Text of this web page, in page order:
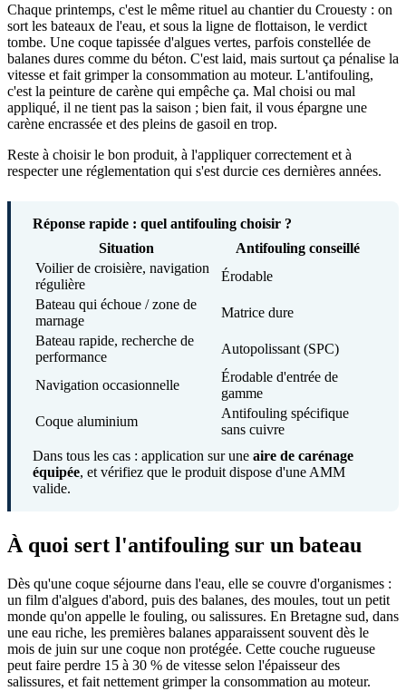
Chaque printemps, c'est le même rituel au chantier du Crouesty : on
sort les bateaux de l'eau, et sous la ligne de flottaison, le verdict
tombe. Une coque tapissée d'algues vertes, parfois constellée de
balanes dures comme du béton. C'est laid, mais surtout ça pénalise la
vitesse et fait grimper la consommation au moteur. L'antifouling,
c'est la peinture de carène qui empêche ça. Mal choisi ou mal
appliqué, il ne tient pas la saison ; bien fait, il vous épargne une
carène encrassée et des pleins de gasoil en trop.
Reste à choisir le bon produit, à l'appliquer correctement et à
respecter une réglementation qui s'est durcie ces dernières années.
Réponse rapide : quel antifouling choisir ?
Situation
Antifouling conseillé
Voilier de croisière, navigation
régulière
Érodable
Bateau qui échoue / zone de
marnage
Matrice dure
Bateau rapide, recherche de
performance
Autopolissant (SPC)
Navigation occasionnelle
Érodable d'entrée de
gamme
Coque aluminium
Antifouling spécifique
sans cuivre
Dans tous les cas : application sur une aire de carénage
équipée, et vérifiez que le produit dispose d'une AMM
valide.
À quoi sert l'antifouling sur un bateau
Dès qu'une coque séjourne dans l'eau, elle se couvre d'organismes :
un film d'algues d'abord, puis des balanes, des moules, tout un petit
monde qu'on appelle le fouling, ou salissures. En Bretagne sud, dans
une eau riche, les premières balanes apparaissent souvent dès le
mois de juin sur une coque non protégée. Cette couche rugueuse
peut faire perdre 15 à 30 % de vitesse selon l'épaisseur des
salissures, et fait nettement grimper la consommation au moteur.